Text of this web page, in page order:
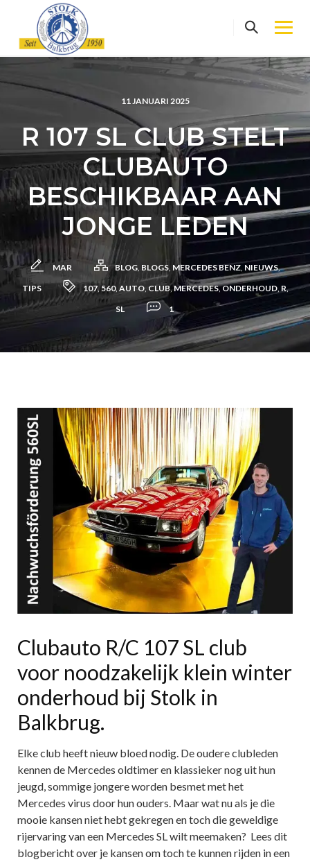
content
11 JANUARI 2025
R 107 SL CLUB STELT
CLUBAUTO
BESCHIKBAAR AAN
JONGE LEDEN
MAR BLOG, BLOGS, MERCEDES BENZ, NIEUWS,
TIPS
107,560, AUTO, CLUB,MERCEDES,ONDERHOUD, R,
SL
1
Clubauto R/C 107 SL club
voor noodzakelijk klein winter
onderhoud bij Stolk in
Balkbrug.
Elke club heeft nieuw bloed nodig. De oudere clubleden
kennen de Mercedes oldtimer en klassieker nog uit hun
jeugd, sommige jongere worden besmet met het
Mercedes virus door hun ouders. Maar wat nu als je die
mooie kansen niet hebt gekregen en toch die geweldige
rijervaring van een Mercedes SL wilt meemaken? Lees dit
blogbericht over je kansen om toch te kunnen rijden in een